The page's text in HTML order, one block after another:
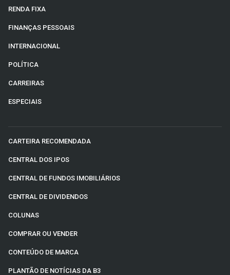
RENDA FIXA
FINANÇAS PESSOAIS
INTERNACIONAL
POLÍTICA
CARREIRAS
ESPECIAIS
CARTEIRA RECOMENDADA
CENTRAL DOS IPOS
CENTRAL DE FUNDOS IMOBILIÁRIOS
CENTRAL DE DIVIDENDOS
COLUNAS
COMPRAR OU VENDER
CONTEÚDO DE MARCA
PLANTÃO DE NOTÍCIAS DA B3